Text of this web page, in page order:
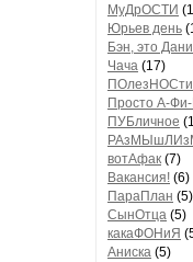
МуДрОСТИ
Юрьев день
Бэн, это
Чача (17)
ПОлезНОСти
Просто А-Фи-
ПУБличное
вотАфак (7)
Вакансия! (6)
ПараПлан (5)
СынОтца (5)
какаФОНиЯ
Аниска (5)